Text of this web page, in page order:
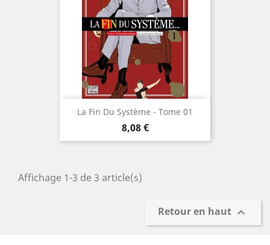
La Fin Du Système - Tome 01
Prix
8,08 €
Affichage 1-3 de 3 article(s)
Retour en haut 